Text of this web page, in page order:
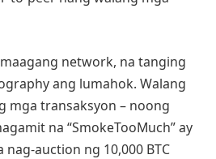
network, na tanging
ang lumahok. Walang
mga transaksyon – noong
na “SmokeTooMuch” ay
auction ng 10,000 BTC